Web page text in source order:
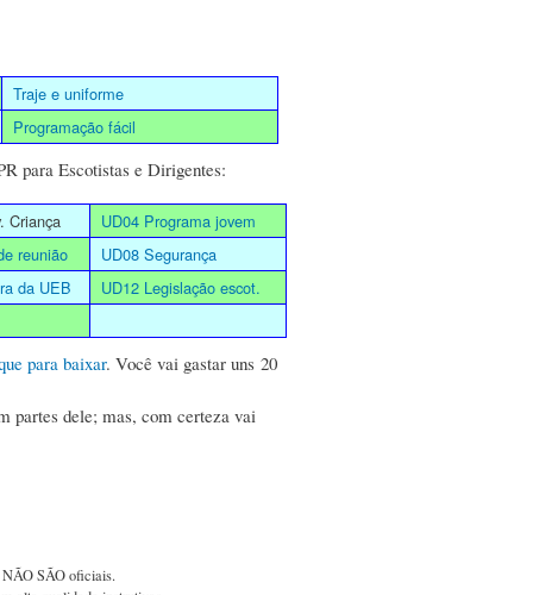
Traje e uniforme
Programação fácil
para Escotistas e Dirigentes:
Criança
UD04 Programa jovem
reunião
UD08 Segurança
da UEB
UD12 Legislação escot.
para baixar. Você vai gastar uns 20
partes dele; mas, com certeza vai
NÃO SÃO oficiais.